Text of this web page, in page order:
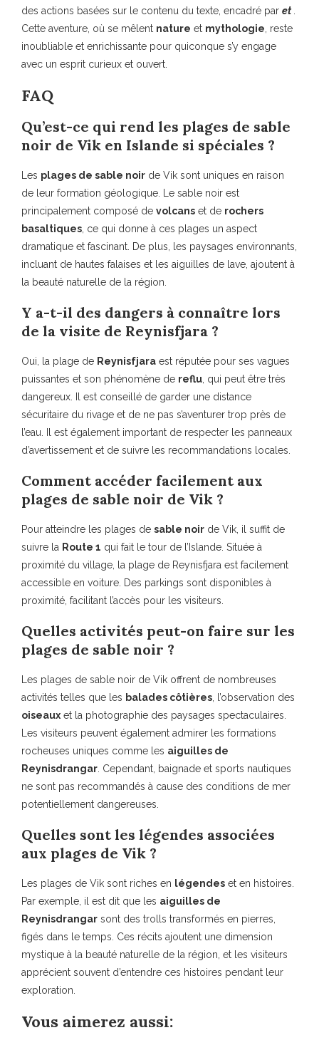
des actions basées sur le contenu du texte, encadré par et.
Cette aventure, où se mêlent nature et mythologie, reste
inoubliable et enrichissante pour quiconque s’y engage
avec un esprit curieux et ouvert.
FAQ
Qu’est-ce qui rend les plages de sable
noir de Vik en Islande si spéciales ?
Les plages de sable noir de Vik sont uniques en raison
de leur formation géologique. Le sable noir est
principalement composé de volcans et de rochers
basaltiques, ce qui donne à ces plages un aspect
dramatique et fascinant. De plus, les paysages environnants,
incluant de hautes falaises et les aiguilles de lave, ajoutent à
la beauté naturelle de la région.
Y a-t-il des dangers à connaître lors
de la visite de Reynisfjara ?
Oui, la plage de Reynisfjara est réputée pour ses vagues
puissantes et son phénomène de reflu, qui peut être très
dangereux. Il est conseillé de garder une distance
sécuritaire du rivage et de ne pas s’aventurer trop près de
l’eau. Il est également important de respecter les panneaux
d’avertissement et de suivre les recommandations locales.
Comment accéder facilement aux
plages de sable noir de Vik ?
Pour atteindre les plages de sable noir de Vik, il suffit de
suivre la Route 1 qui fait le tour de l’Islande. Située à
proximité du village, la plage de Reynisfjara est facilement
accessible en voiture. Des parkings sont disponibles à
proximité, facilitant l’accès pour les visiteurs.
Quelles activités peut-on faire sur les
plages de sable noir ?
Les plages de sable noir de Vik offrent de nombreuses
activités telles que les balades côtières, l’observation des
oiseauxet la photographie des paysages spectaculaires.
Les visiteurs peuvent également admirer les formations
rocheuses uniques comme les aiguilles de
Reynisdrangar. Cependant, baignade et sports nautiques
ne sont pas recommandés à cause des conditions de mer
potentiellement dangereuses.
Quelles sont les légendes associées
aux plages de Vik ?
Les plages de Vik sont riches en légendes et en histoires.
Par exemple, il est dit que les aiguilles de
Reynisdrangar sont des trolls transformés en pierres,
figés dans le temps. Ces récits ajoutent une dimension
mystique à la beauté naturelle de la région, et les visiteurs
apprécient souvent d’entendre ces histoires pendant leur
exploration.
Vous aimerez aussi: